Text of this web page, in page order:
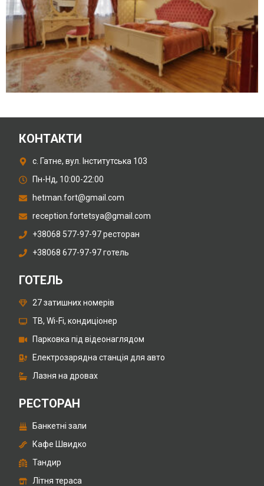
КОНТАКТИ
с. Гатне, вул. Інститутська 103
Пн-Нд, 10:00-22:00
hetman.fort@gmail.com
reception.fortetsya@gmail.com
+38068 577-97-97 ресторан
+38068 677-97-97 готель
ГОТЕЛЬ
27 затишних номерів
ТВ, Wi-Fi, кондиціонер
Парковка під відеонаглядом
Електрозарядна станція для авто
Лазня на дровах
РЕСТОРАН
Банкетні зали
Кафе Швидко
Тандир
Літня тераса